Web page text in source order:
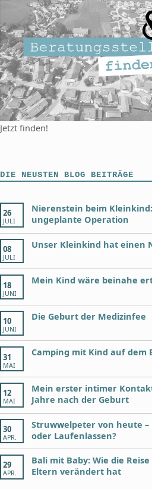
Jetzt finden!
DIE NEUSTEN BLOG BEITRÄGE
26
JULI
Nierenstein beim
ungeplante Operation
08
JULI
Unser Kleinkind hat einen
18
JUNI
Mein Kind wäre beinahe
10
JUNI
Die Geburt der Medizinfee
31
MAI
Camping mit Kind auf dem
12
MAI
Mein erster intimer
Jahre nach der Geburt
30
APR.
Struwwelpeter von heute –
oder Laufenlassen?
29
APR.
Bali mit Baby: Wie die
Eltern verändert hat